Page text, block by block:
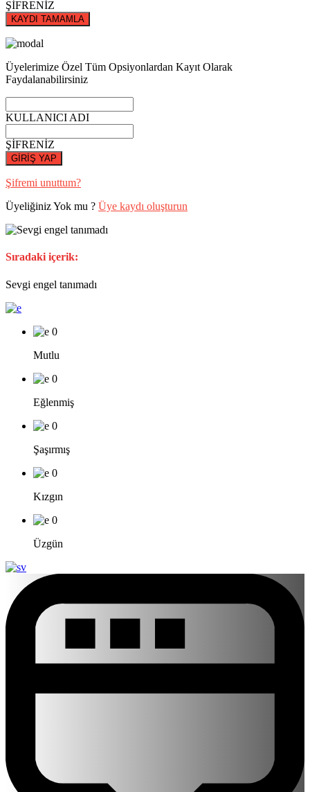
ŞİFRENİZ
KAYDI TAMAMLA
Üyelerimize Özel Tüm Opsiyonlardan Kayıt Olarak
Faydalanabilirsiniz
KULLANICI ADI
ŞİFRENİZ
GİRİŞ YAP
Şifremi unuttum?
Üyeliğiniz Yok mu ? Üye kaydı oluşturun
Sıradaki içerik:
Sevgi engel tanımadı
0
Mutlu
0
Eğlenmiş
0
Şaşırmış
0
Kızgın
0
Üzgün